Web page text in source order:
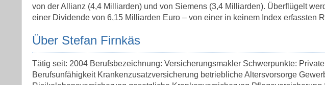
von der Allianz (4,4 Milliarden) und von Siemens (3,4 Milliarden). Überflügelt
einer Dividende von 6,15 Milliarden Euro – von einer in keinem Index erfassten
Über Stefan Firnkäs
Tätig seit: 2004 Berufsbezeichnung: Versicherungsmakler Schwerpunkte:
Berufsunfähigkeit Krankenzusatzversicherung betriebliche Altersvorsorge